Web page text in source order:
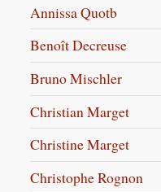
Annissa Quotb
Benoît Decreuse
Bruno Mischler
Christian Marget
Christine Marget
Christophe Rognon